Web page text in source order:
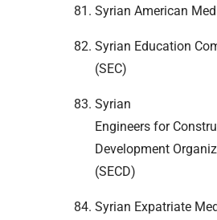
Syrian American
Syrian Education
(SEC)
Syrian
Engineers for
Development
(SECD)
Syrian Expatriate